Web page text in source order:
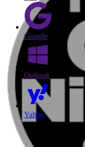
Google
Outlook
Yahoo